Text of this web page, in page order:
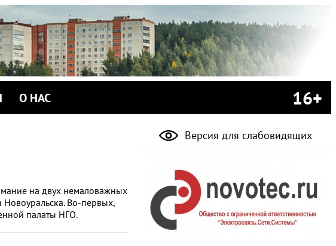
О НАС 16+
на двух немаловажных
Во-первых,
палаты НГО.
Версия для слабовидящих